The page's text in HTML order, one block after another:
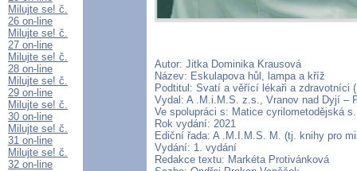
Milujte se! č.
26 on-line
Milujte se! č.
27 on-line
Milujte se! č.
28 on-line
Milujte se! č.
29 on-line
Milujte se! č.
30 on-line
Milujte se! č.
31 on-line
Milujte se! č.
32 on-line
Autor: Jitka Dominika Krausová
Název: Eskulapova hůl, lampa a kříž
Podtitul: Svatí a věřící lékaři a zdravotníci
Vydal: A .M.i.M.S. z.s., Vranov nad Dyjí –
Ve spolupráci s: Matice cyrilometodějská
Rok vydání: 2021
Ediční řada: A .M.I.M.S. M. (tj. knihy pro
Vydání: 1. vydání
Redakce textu: Markéta Protivánková